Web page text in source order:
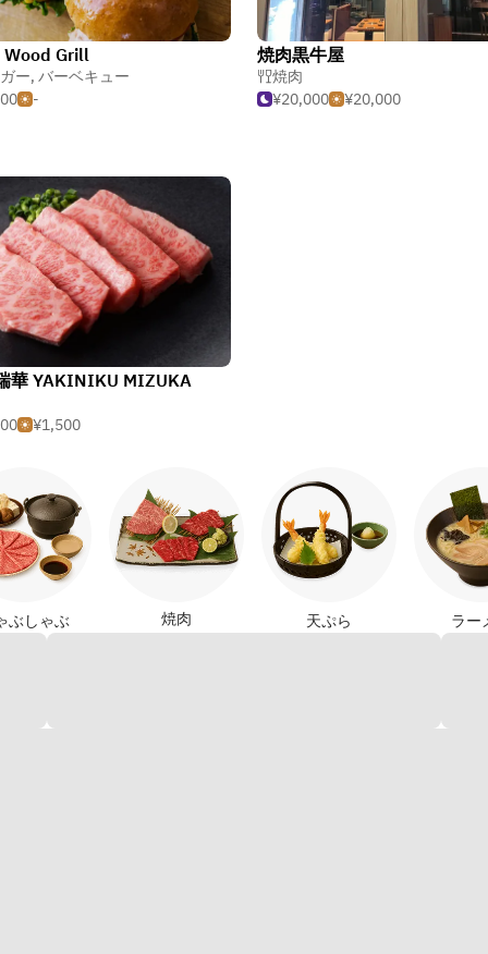
Grill
ー, バーベキュー
-
焼肉黒牛屋
焼肉
¥20,000
¥20,000
華 YAKINIKU MIZUKA
¥1,500
ぶしゃぶ 焼肉 天ぷら ラー